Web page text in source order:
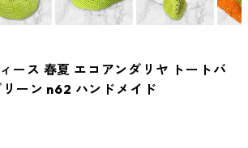
ース 春夏 エコアンダリヤ トートバ
リーン n62 ハンドメイド